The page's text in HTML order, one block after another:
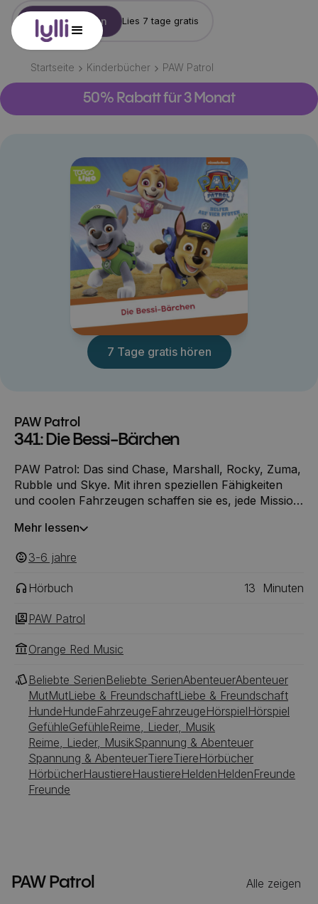
Konto erstellen Lies 7 tage gratis
Startseite Kinderbücher PAW Patrol
50% Rabatt für 3 Monat
7 Tage gratis hören
PAW Patrol
341: Die Bessi-Bärchen
PAW Patrol: Das sind Chase, Marshall, Rocky, Zuma,
Rubble und Skye. Mit ihren speziellen Fähigkeiten
und coolen Fahrzeugen schaffen sie es, jede Mission
Pflanzenmesse in die Abenteuerbucht ein. Helga
Bärchen präsentieren.
Mehr lessen
3-6 ‎‎ jahre
Hörbuch 13 Minuten
PAW Patrol
Orange Red Music
Beliebte SerienBeliebte SerienAbenteuerAbenteuer
MutMutLiebe & FreundschaftLiebe & Freundschaft
HundeHundeFahrzeugeFahrzeugeHörspielHörspiel
GefühleGefühleReime, Lieder, Musik
Reime, Lieder, MusikSpannung & Abenteuer
Spannung & AbenteuerTiereTiereHörbücher
HörbücherHaustiereHaustiereHeldenHeldenFreunde
Freunde
PAW Patrol Alle zeigen